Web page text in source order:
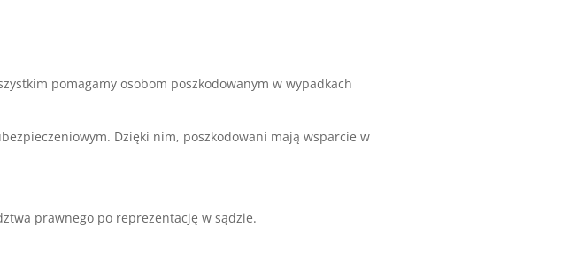
pomagamy osobom poszkodowanym w wypadkach
Dzięki nim, poszkodowani mają wsparcie w
prawnego po reprezentację w sądzie.